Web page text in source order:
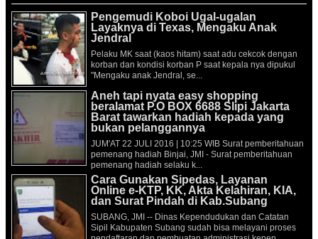
Pengemudi Koboi Ugal-ugalan
Layaknya di Texas, Mengaku Anak
Jendral
Pelaku MK saat (kaos hitam) saat adu cekcok dengan
korban dan kondisi korban P saat kepala nya dipukul
"Mengaku anak Jendral, se...
Aneh tapi nyata easy shopping
beralamat P.O BOX 6688 Slipi Jakarta
Barat tawarkan hadiah kepada yang
bukan pelanggannya
JUM'AT 22 JULI 2016 | 10:25 WIB Surat pemberitahuan
pemenang hadiah Binjai, JMI - Surat pemberitahuan
pemenang hadiah selaku k...
Cara Gunakan Sipedas, Layanan
Online e-KTP, KK, Akta Kelahiran, KIA,
dan Surat Pindah di Kab.Subang
SUBANG, JMI -- Dinas Kependudukan dan Catatan
Sipil Kabupaten Subang sudah bisa melayani proses